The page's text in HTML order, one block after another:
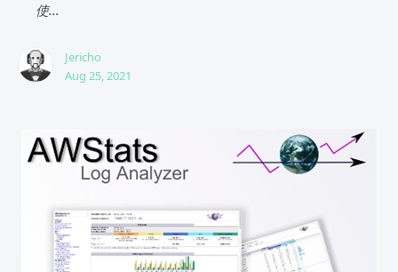
使...
Jericho
Aug 25, 2021